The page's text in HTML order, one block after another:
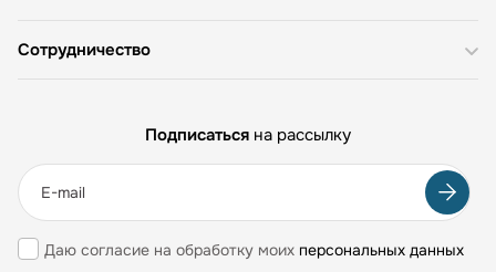
Сотрудничество
Подписаться на рассылку
Даю согласие на обработку моих персональных данных